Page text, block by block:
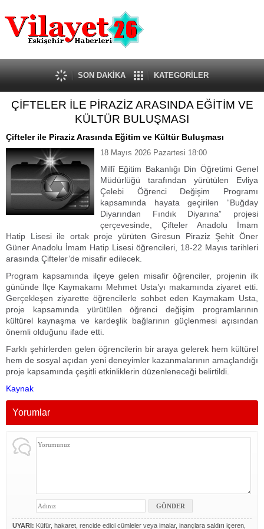
Güncel
Ekonomi
Politika
Eğitim
Spor
Kültür-Sanat
Röportaj
Tanıtım Yazısı
SON DAKİKA KATEGORİLER
ÇİFTELER İLE PİRAZİZ ARASINDA EĞİTİM VE
KÜLTÜR BULUŞMASI
Çifteler ile Piraziz Arasında Eğitim ve Kültür Buluşması
18 Mayıs 2026 Pazartesi 18:00
Millî Eğitim Bakanlığı Din Öğretimi Genel
Müdürlüğü tarafından yürütülen Evliya
Çelebi Öğrenci Değişim Programı
kapsamında hayata geçirilen “Buğday
Diyarından Fındık Diyarına” projesi
çerçevesinde, Çifteler Anadolu İmam
Hatip Lisesiile ortak proje yürütenGiresun Piraziz Şehit Öner
Güner Anadolu İmam Hatip Lisesi öğrencileri, 18-22 Mayıs tarihleri
arasında Çifteler’de misafir edilecek.
Program kapsamında ilçeye gelen misafir öğrenciler, projenin ilk
gününde İlçe Kaymakamı Mehmet Usta’yı makamında ziyaret etti.
Gerçekleşen ziyarette öğrencilerle sohbet eden Kaymakam Usta,
proje kapsamında yürütülen öğrenci değişim programlarının
kültürel kaynaşma ve kardeşlik bağlarının güçlenmesi açısından
önemli olduğunu ifade etti.
Farklı şehirlerden gelen öğrencilerin bir araya gelerek hem kültürel
hem de sosyal açıdan yeni deneyimler kazanmalarının amaçlandığı
proje kapsamında çeşitli etkinliklerin düzenleneceği belirtildi.
Kaynak
Yorumlar
UYARI: Küfür, hakaret, rencide edici cümleler veya imalar, inançlara saldırı içeren,